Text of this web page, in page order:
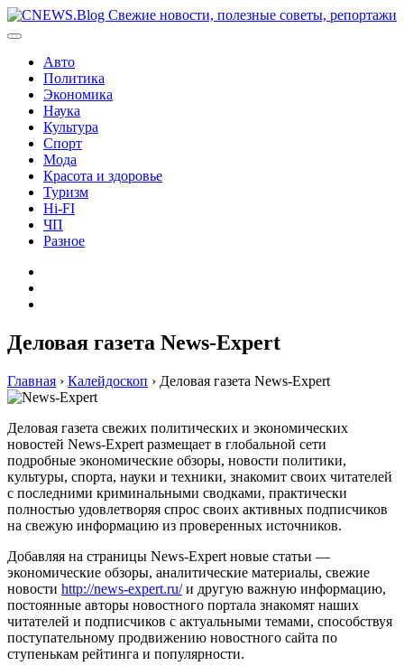
Перейти
к
Авто
Политика
Экономика
Наука
Культура
Спорт
Мода
Красота и здоровье
Туризм
Hi-FI
ЧП
Разное
Деловая газета News-Expert
Главная › Калейдоскоп › Деловая газета News-Expert
Деловая газета свежих политических и экономических
новостей News-Expert размещает в глобальной сети
подробные экономические обзоры, новости политики,
культуры, спорта, науки и техники, знакомит своих читателей
с последними криминальными сводками, практически
полностью удовлетворяя спрос своих активных подписчиков
на свежую информацию из проверенных источников.
Добавляя на страницы News-Expert новые статьи —
экономические обзоры, аналитические материалы, свежие
новости http://news-expert.ru/и другую важную информацию,
постоянные авторы новостного портала знакомят наших
читателей и подписчиков с актуальными темами, способствуя
поступательному продвижению новостного сайта по
ступенькам рейтинга и популярности.